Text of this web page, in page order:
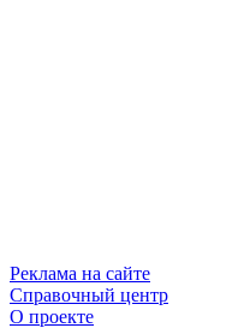
Реклама на сайте
Справочный центр
О проекте